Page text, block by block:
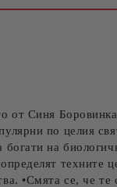
от Синя
по целия
богати на
техните
•Смята се, че те